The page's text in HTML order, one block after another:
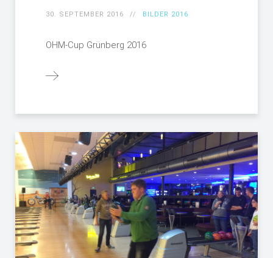
30. SEPTEMBER 2016 BILDER 2016
OHM-Cup Grünberg 2016